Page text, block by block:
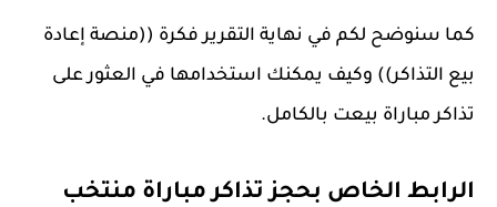
كما سنوضح لكم في نهاية التقرير فكرة ((منصة إعادة
بيع التذاكر)) وكيف يمكنك استخدامها في العثور على
تذاكر مباراة بيعت بالكامل.
الرابط الخاص بحجز تذاكر مباراة منتخب